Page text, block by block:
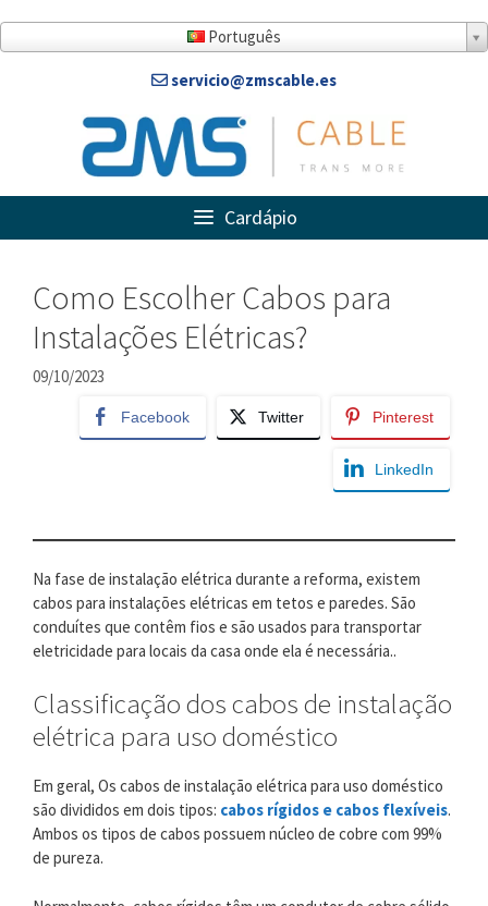
o
Português
servicio@zmscable.es
Cardápio
Como Escolher Cabos para
Instalações Elétricas?
09/10/2023
Facebook Twitter Pinterest
LinkedIn
Na fase de instalação elétrica durante a reforma, existem
cabos para instalações elétricas em tetos e paredes. São
conduítes que contêm fios e são usados ​​para transportar
eletricidade para locais da casa onde ela é necessária..
Classificação dos cabos de instalação
elétrica para uso doméstico
Em geral, Os cabos de instalação elétrica para uso doméstico
são divididos em dois tipos: cabos rígidos e cabos flexíveis.
Ambos os tipos de cabos possuem núcleo de cobre com 99%
de pureza.